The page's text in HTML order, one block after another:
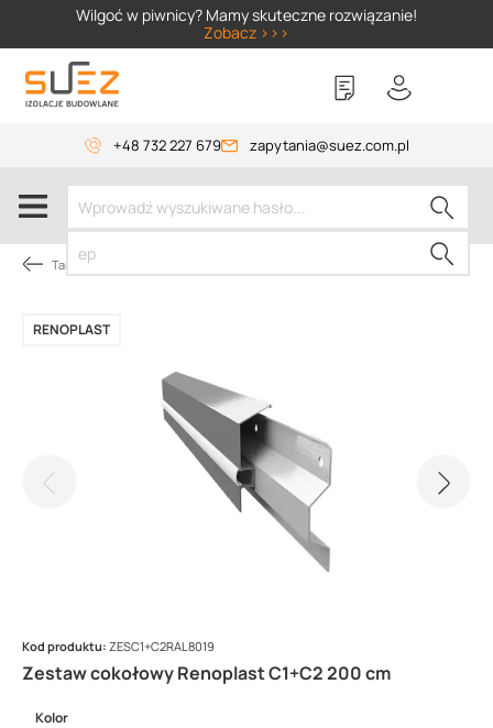
Wilgoć w piwnicy? Mamy skuteczne rozwiązanie!
Zobacz >>>
+48 732 227 679 zapytania@suez.com.pl
Tarasy i balkony
Zestaw cokołowy Renoplast C1+C2 200 cm
RENOPLAST
Kod produktu: ZESC1+C2RAL8019
Kolor